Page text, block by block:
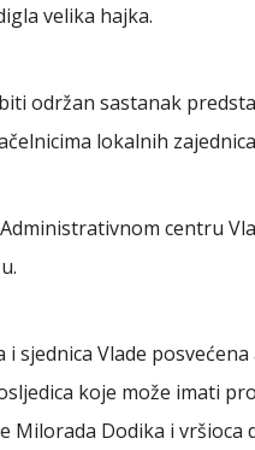
velika hajka.
održan sastanak
lokalnih
centru
sjednica Vlade
koje može imati
Milorada Dodika i vršioca